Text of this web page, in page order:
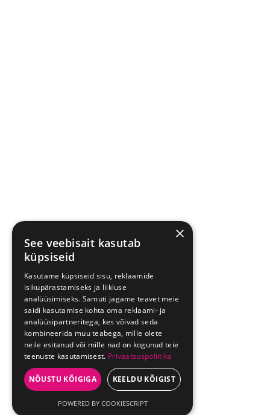
×
See veebisait kasutab
küpsiseid
Kasutame küpsiseid sisu, reklaamide
isikupärastamiseks ja liikluse
analüüsimiseks. Samuti jagame teavet meie
saidi kasutamise kohta oma reklaami- ja
analüüsipartneritega, kes võivad seda
kombineerida muu teabega, mille olete
neile esitanud või mille nad on kogunud teie
teenuste kasutamisest. Privaatsuspoliitika
NÕUSTU KÕIGIGA KEELDU KÕIGIST
POWERED BY COOKIESCRIPT